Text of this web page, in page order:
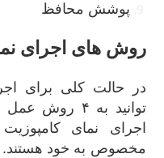
پوشش محافظ
روش های اجرای
در حالت کلی برای
توانید به ۴
اجرای نمای
مخصوص به خود هستند.